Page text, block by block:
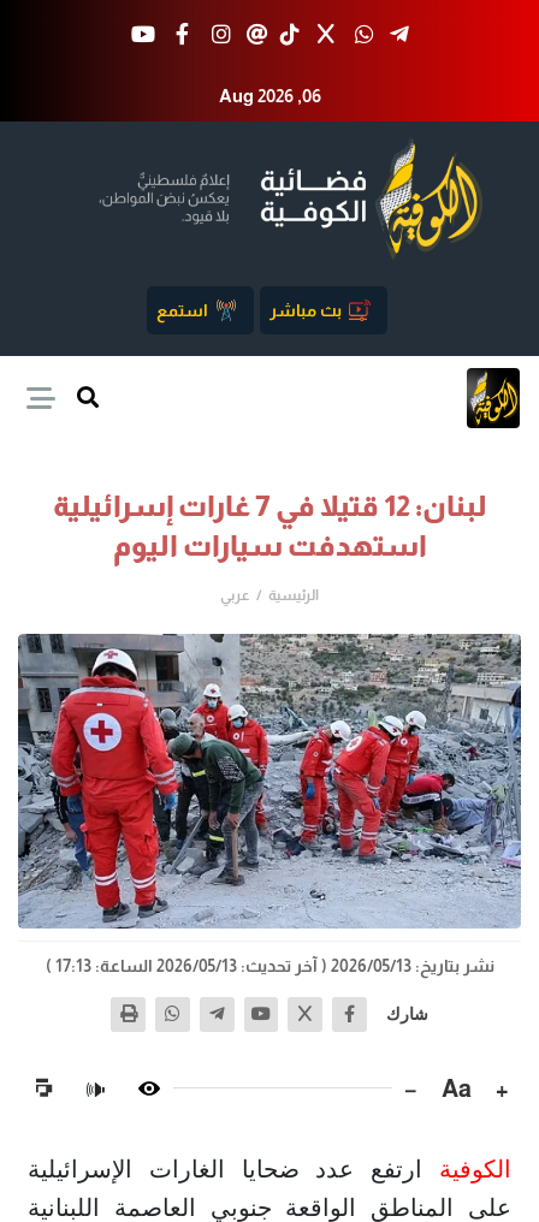
Aug 2026 ,06
بث مباشر استمع
لبنان: 12 قتيلا في 7 غارات إسرائيلية
استهدفت سيارات اليوم
الرئيسية عربي
نشر بتاريخ: 2026/05/13 ( آخر تحديث: 2026/05/13 الساعة: 17:13 )
شارك
+
Aa
−
🔊
الكوفية ارتفع عدد ضحايا الغارات الإسرائيلية
على المناطق الواقعة جنوبي العاصمة اللبنانية